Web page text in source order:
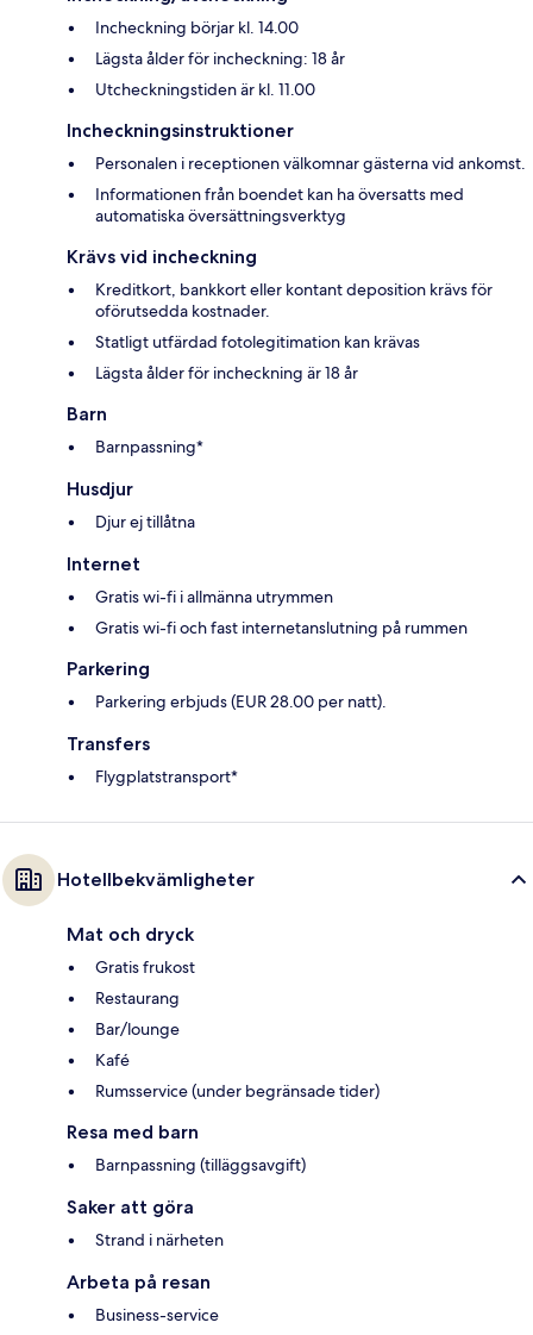
Incheckning börjar kl. 14.00
Lägsta ålder för incheckning: 18 år
Utcheckningstiden är kl. 11.00
Incheckningsinstruktioner
Personalen i receptionen välkomnar gästerna vid ankomst.
Informationen från boendet kan ha översatts med
automatiska översättningsverktyg
Krävs vid incheckning
Kreditkort, bankkort eller kontant deposition krävs för
oförutsedda kostnader.
Statligt utfärdad fotolegitimation kan krävas
Lägsta ålder för incheckning är 18 år
Barn
Barnpassning*
Husdjur
Djur ej tillåtna
Internet
Gratis wi-fi i allmänna utrymmen
Gratis wi-fi och fast internetanslutning på rummen
Parkering
Parkering erbjuds (EUR 28.00 per natt).
Transfers
Flygplatstransport*
Hotellbekvämligheter
Mat och dryck
Gratis frukost
Restaurang
Bar/lounge
Kafé
Rumsservice (under begränsade tider)
Resa med barn
Barnpassning (tilläggsavgift)
Saker att göra
Strand i närheten
Arbeta på resan
Business-service